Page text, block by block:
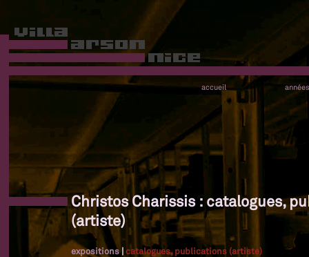
accueil années
Christos Charissis : catalogues,
(artiste)
expositions|catalogues, publications (artiste)